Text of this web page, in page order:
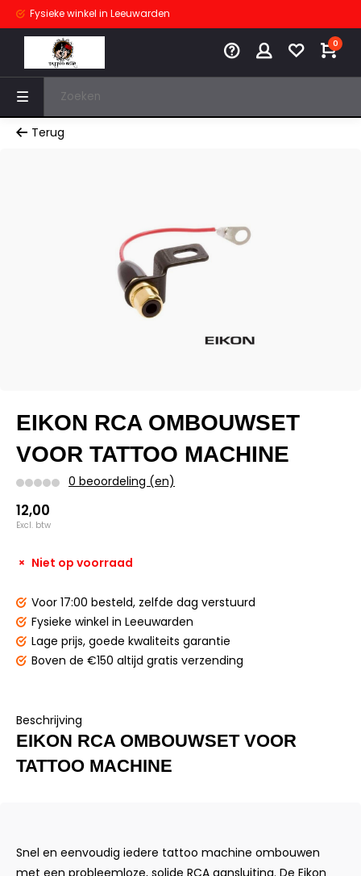
Fysieke winkel in Leeuwarden
0
Terug
EIKON RCA OMBOUWSET
VOOR TATTOO MACHINE
0 beoordeling (en)
12,00
Excl. btw
Niet op voorraad
Voor 17:00 besteld, zelfde dag verstuurd
Fysieke winkel in Leeuwarden
Lage prijs, goede kwaliteits garantie
Boven de €150 altijd gratis verzending
Beschrijving
EIKON RCA OMBOUWSET VOOR
TATTOO MACHINE
Snel en eenvoudig iedere tattoo machine ombouwen
met een probleemloze, solide RCA aansluiting. De Eikon